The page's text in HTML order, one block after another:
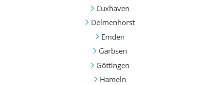
Cuxhaven
Delmenhorst
Emden
Garbsen
Göttingen
Hameln